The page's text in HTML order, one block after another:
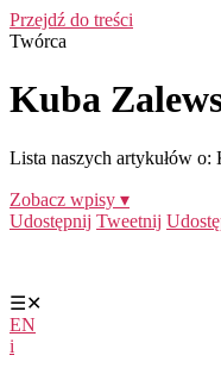
Przejdź do treści
Twórca
Kuba
Lista naszych artykułów o:
Zobacz wpisy ▾
Udostępnij Tweetnij
☰✕
EN
i